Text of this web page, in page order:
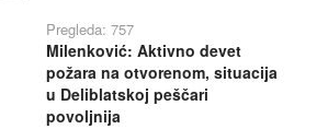
Pregleda: 757
Milenković: Aktivno devet
požara na otvorenom, situacija
u Deliblatskoj peščari
povoljnija